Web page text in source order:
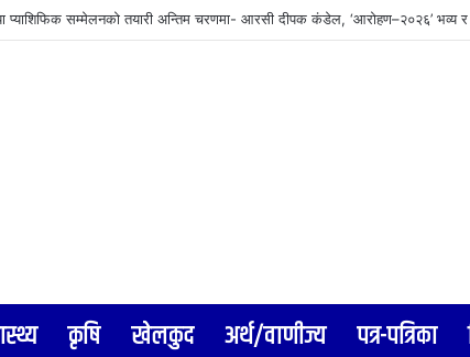
जुट्यो वीरगञ्ज महानगर, इन्टरनेट सेवा प्रदायकलाई छलफलमा बोलाइयो
कृषि खेलकुद अर्थ/वाणीज्य पत्र-पत्रिका